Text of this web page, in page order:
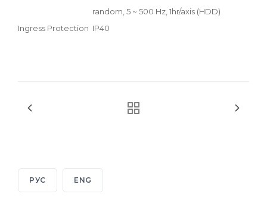
random, 5 ~ 500 Hz, 1hr/axis (HDD)
Ingress Protection IP40
РУС ENG